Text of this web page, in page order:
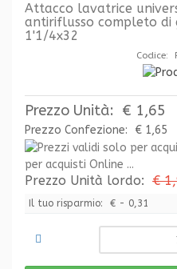
Attacco lavatrice
antiriflusso completo di
1'1/4x32
Codice:
Prezzo Unità: € 1,65
Prezzo Confezione:
€ 1,65
per acquisti Online ...
Prezzo Unità lordo: €
Il tuo risparmio: € - 0,31